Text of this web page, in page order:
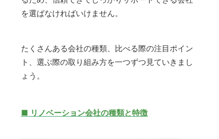
を選ばなければいけません。
たくさんある会社の種類、比べる際の注目ポイン
ト、選ぶ際の取り組み方を一つずつ見ていきまし
ょう。
■ リノベーション会社の種類と特徴